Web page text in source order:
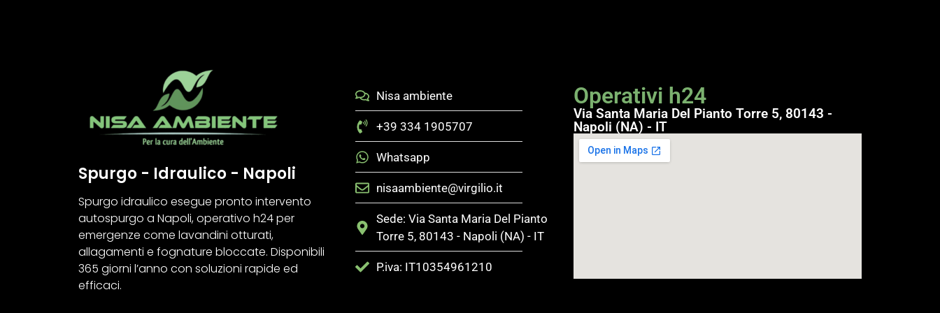
Spurgo - Idraulico - Napoli
Spurgo idraulico esegue pronto intervento
autospurgo a Napoli, operativo h24 per
emergenze come lavandini otturati,
allagamenti e fognature bloccate. Disponibili
365 giorni l’anno con soluzioni rapide ed
efficaci.
Nisa ambiente
+39 334 1905707
Whatsapp
nisaambiente@virgilio.it
Sede: Via Santa Maria Del Pianto
Torre 5, 80143 - Napoli (NA) - IT
P.iva: IT10354961210
Operativi h24
Via Santa Maria Del Pianto Torre 5, 80143 -
Napoli (NA) - IT